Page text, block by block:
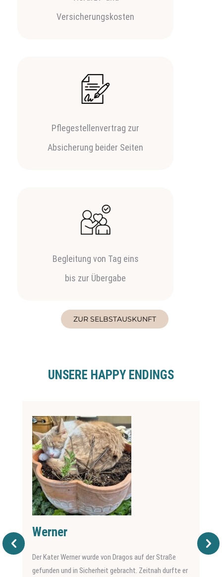
Versicherungskosten
Pflegestellenvertrag zur
Absicherung beider Seiten
Begleitung von Tag eins
bis zur Übergabe
ZUR SELBSTAUSKUNFT
UNSERE HAPPY ENDINGS
Werner
Der Kater Werner wurde von Dragos auf der Straße
gefunden und in Sicherheit gebracht. Zeitnah durfte er